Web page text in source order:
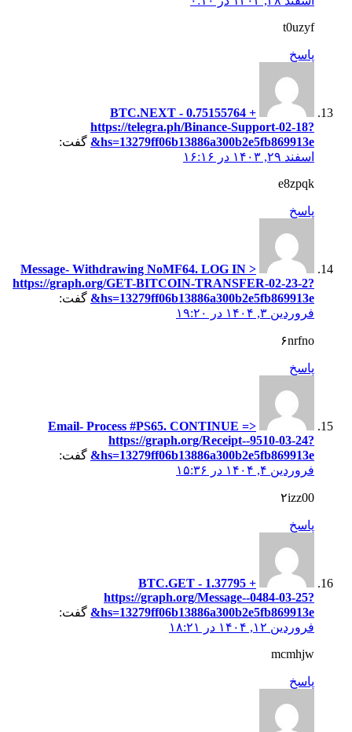
t0uzyf
پاسخ
+ 0.75155764 BTC.NEXT -
https://telegra.ph/Binance-Support-02-18?
hs=13279ff06b13886a300b2e5fb869913e&
گفت:
اسفند ۲۹, ۱۴۰۳ در ۱۶:۱۶
e8zpqk
پاسخ
Message- Withdrawing NoMF64. LOG IN >
https://graph.org/GET-BITCOIN-TRANSFER-02-23-2?
hs=13279ff06b13886a300b2e5fb869913e&
گفت:
فروردین ۳, ۱۴۰۴ در ۱۹:۲۰
۶nrfno
پاسخ
Email- Process #PS65. CONTINUE =>
https://graph.org/Receipt--9510-03-24?
hs=13279ff06b13886a300b2e5fb869913e&
گفت:
فروردین ۴, ۱۴۰۴ در ۱۵:۳۶
۲izz00
پاسخ
+ 1.37795 BTC.GET -
https://graph.org/Message--0484-03-25?
hs=13279ff06b13886a300b2e5fb869913e&
گفت:
فروردین ۱۲, ۱۴۰۴ در ۱۸:۲۱
mcmhjw
پاسخ